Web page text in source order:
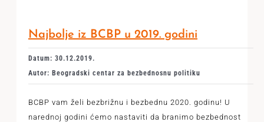
Najbolje iz BCBP u 2019. godini
Datum: 30.12.2019.
Autor: Beogradski centar za bezbednosnu politiku
BCBP vam želi bezbrižnu i bezbednu 2020. godinu! U
narednoj godini ćemo nastaviti da branimo bezbednost